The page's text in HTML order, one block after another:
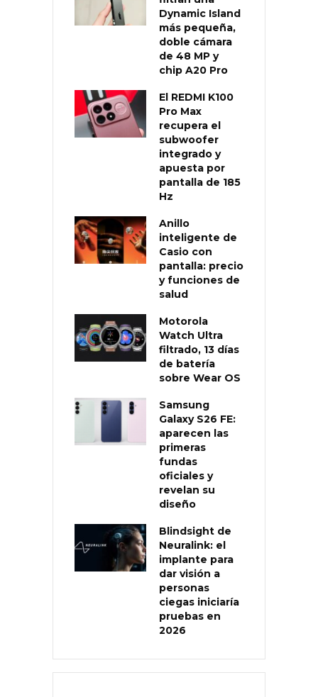
Dynamic Island
más pequeña,
doble cámara
de 48 MP y
chip A20 Pro
El REDMI K100
Pro Max
recupera el
subwoofer
integrado y
apuesta por
pantalla de 185
Hz
Anillo
inteligente de
Casio con
pantalla: precio
y funciones de
salud
Motorola
Watch Ultra
filtrado, 13 días
de batería
sobre Wear OS
Samsung
Galaxy S26 FE:
aparecen las
primeras
fundas
oficiales y
revelan su
diseño
Blindsight de
Neuralink: el
implante para
dar visión a
personas
ciegas iniciaría
pruebas en
2026